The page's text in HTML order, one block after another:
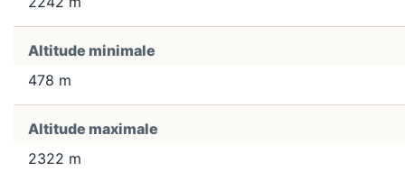
Altitude minimale
478 m
Altitude maximale
2322 m